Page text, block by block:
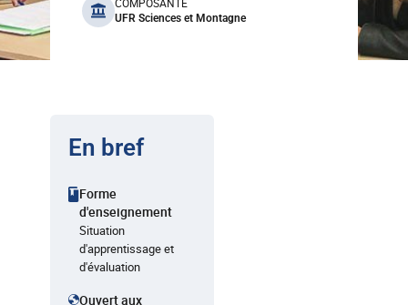
UFR Sciences et Montagne
En bref
Forme
d'enseignement
Situation
d'apprentissage et
d'évaluation
Ouvert aux